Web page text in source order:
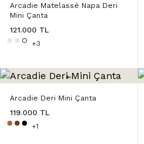
Arcadie Matelassé Napa Deri
Mini Çanta
121.000 TL
+3
Arcadie Deri Mini Çanta
119.000 TL
+1